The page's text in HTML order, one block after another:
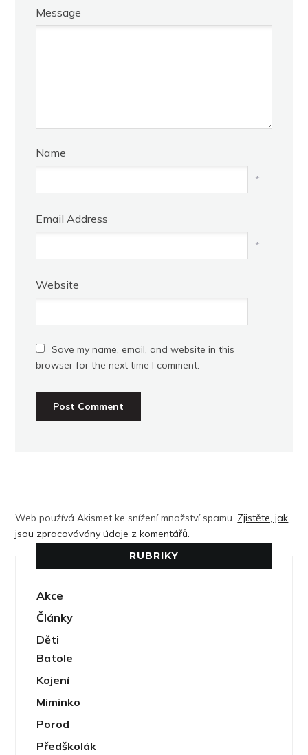
Message
Name
*
Email Address
*
Website
Save my name, email, and website in this
browser for the next time I comment.
Web používá Akismet ke snížení množství spamu. Zjistěte, jak
jsou zpracovávány údaje z komentářů.
RUBRIKY
Akce
Články
Děti
Batole
Kojení
Miminko
Porod
Předškolák